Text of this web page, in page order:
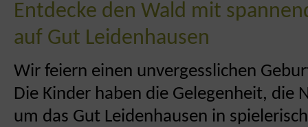
Entdecke den Wald mit
auf Gut Leidenhausen
Wir feiern einen unvergesslichen
Die Kinder haben die Gelegenheit, die
um das Gut Leidenhausen in